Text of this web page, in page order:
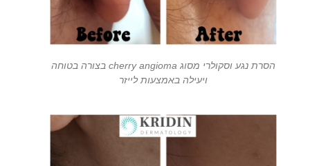
הסרת נגע וסקולרי מסוג cherry angioma בצורה בטוחה
ויעילה באמצעות לייזר